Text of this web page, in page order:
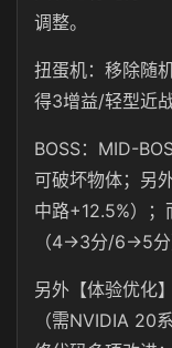
调整。
扭蛋机：移除随
得3增益/轻型近
BOSS：MID-
可破坏物体；另
中路+12.5%）
（4→3分/6→5分
另外【体验优化
（需NVIDIA